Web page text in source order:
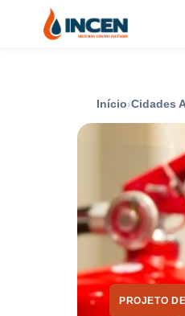
Início Cidades
PROJETO